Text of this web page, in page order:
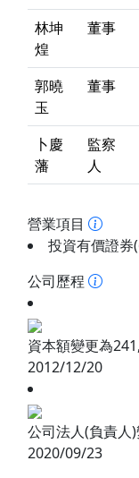
林坤
煌
董事
郭曉
玉
董事
卜慶
藩
監察
人
營業項目
投資有價證券
公司歷程
資本額變更為
2012/12/20
公司法人(負責人
2020/09/23